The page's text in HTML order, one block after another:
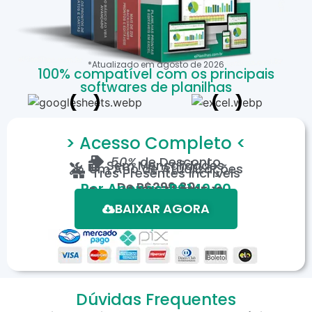
*Atualizado emagostode 2026
100% compatível com os principais
softwares de planilhas
> Acesso Completo <
50%de Desconto
Sem Mensalidades
Um Ano de Atualizações
Três Presentes Incríveis
DeR$299,80
Por Apenas: R$149,90
Em até 12X de R$15,19
*Oferta válida por tempo limitado.
BAIXAR AGORA
Dúvidas Frequentes